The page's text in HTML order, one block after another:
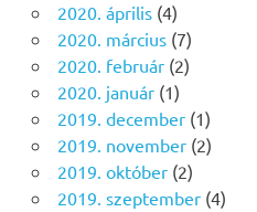
2020. április(4)
2020. március(7)
2020. február(2)
2020. január(1)
2019. december(1)
2019. november(2)
2019. október(2)
2019. szeptember(4)